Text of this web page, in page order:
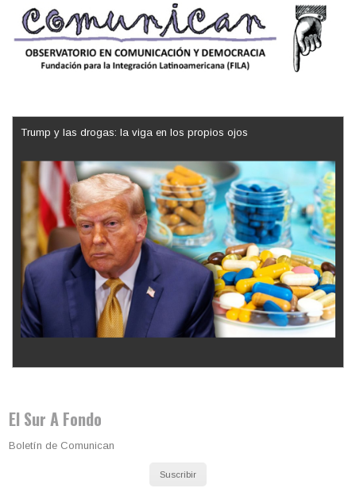
Trump y las drogas: la viga en los propios ojos
El Sur A Fondo
Boletín de Comunican
Suscribir